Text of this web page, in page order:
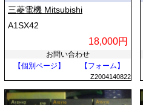
三菱電機 Mitsubishi
A1SX42
18,000円
お問い合わせ
【個別ページ】
【フォーム】
Z2004140822